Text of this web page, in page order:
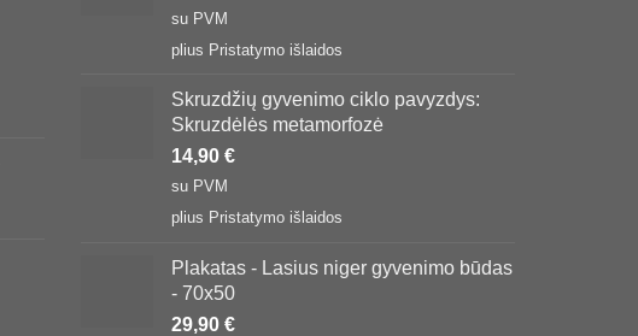
su PVM
plius Pristatymo išlaidos
Skruzdžių gyvenimo ciklo pavyzdys:
Skruzdėlės metamorfozė
14,90 €
su PVM
plius Pristatymo išlaidos
Plakatas - Lasius niger gyvenimo būdas
- 70x50
29,90 €